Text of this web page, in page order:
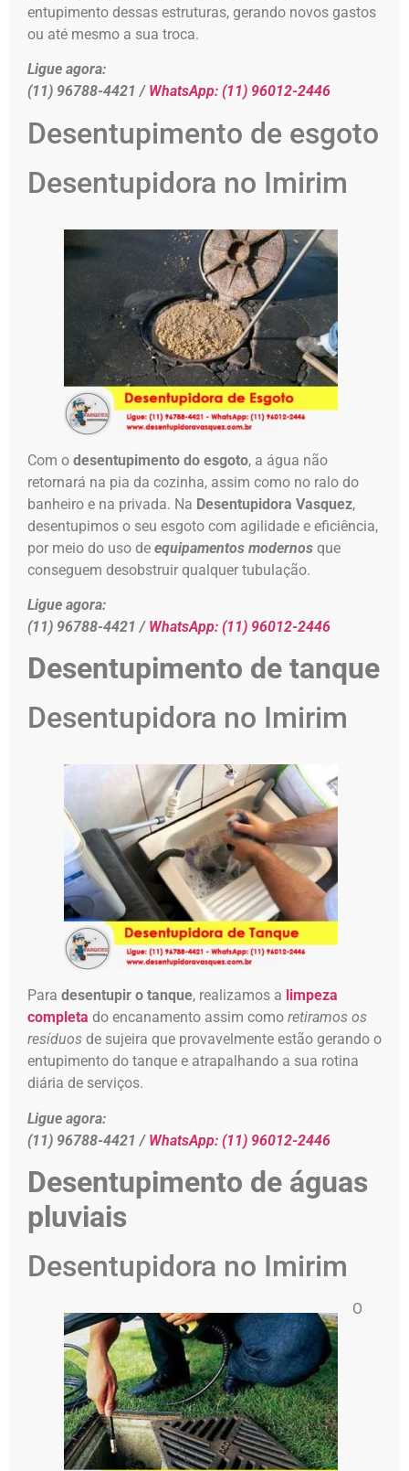
entupimento dessas estruturas, gerando novos gastos
ou até mesmo a sua troca.
Ligue agora:
(11) 96788-4421 / WhatsApp: (11) 96012-2446
Desentupimento de esgoto
Desentupidora no Imirim
Com o desentupimento do esgoto, a água não
retornará na pia da cozinha, assim como no ralo do
banheiro e na privada. Na Desentupidora Vasquez,
desentupimos o seu esgoto com agilidade e eficiência,
por meio do uso de equipamentos modernos que
conseguem desobstruir qualquer tubulação.
Ligue agora:
(11) 96788-4421 / WhatsApp: (11) 96012-2446
Desentupimento de tanque
Desentupidora no Imirim
Para desentupir o tanque, realizamos a limpeza
completa do encanamento assim como retiramos os
resíduos de sujeira que provavelmente estão gerando o
entupimento do tanque e atrapalhando a sua rotina
diária de serviços.
Ligue agora:
(11) 96788-4421 / WhatsApp: (11) 96012-2446
Desentupimento de águas
pluviais
Desentupidora no Imirim
O